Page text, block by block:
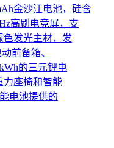
金沙江电池，硅含
高刷电竞屏，支
色发光主材，发
前备箱、
的三元锂电
力座椅和智能
电池提供的